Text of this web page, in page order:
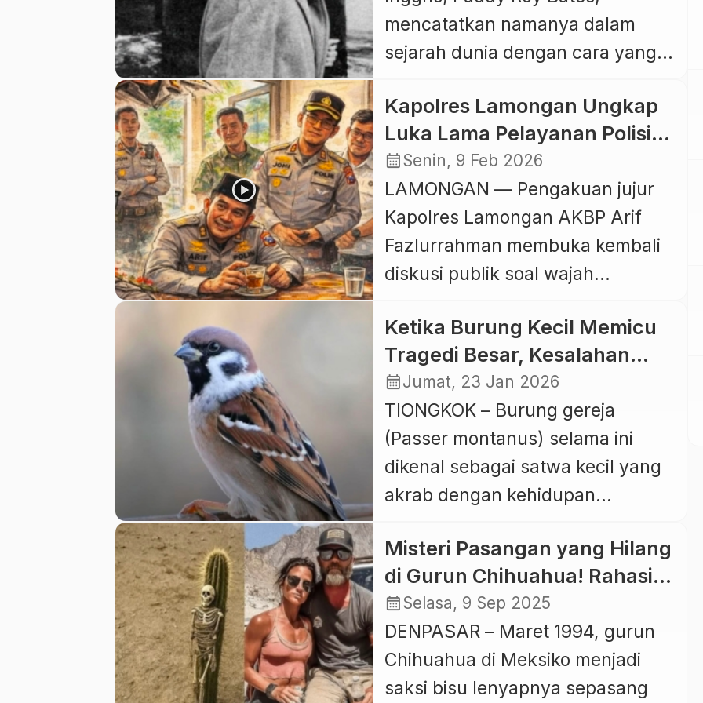
mencatatkan namanya dalam
sejarah dunia dengan cara yang
frustrasi karena sering mendapat
teguran akibat kebiasaannya
memutar musik rock dengan
suara keras, ia justru mengambil
langkah ekstrem dengan
mendirikan negara sendiri di
tengah laut. Peristiwa unik itu
Kapolres Lamongan Ungkap
Luka Lama Pelayanan Polisi:
Lapor Sepeda Hilang, Empati
Justru Absen
calendar_monthSenin, 9 Feb 2026
LAMONGAN — Pengakuan jujur
Kapolres Lamongan AKBP Arif
Fazlurrahman membuka kembali
diskusi publik soal wajah
rumput. Melalui unggahan di
akun Instagram pribadinya, Arif
menceritakan pengalaman pahit
saat melaporkan kehilangan
sepeda ke kantor polisi ketika
masih berpakaian sederhana.
Alih-alih mendapat empati, ia
dan diremehkan. Dalam video
yang diunggah, […]
Ketika Burung Kecil Memicu
Tragedi Besar, Kesalahan
Fatal Mao Zedong yang
Berujung Kelaparan Massal di
China
calendar_monthJumat, 23 Jan 2026
TIONGKOK – Burung gereja
(Passer montanus) selama ini
dikenal sebagai satwa kecil yang
akrab dengan kehidupan
pemukiman, sawah, dan ruang-
ruang kota. Namun siapa sangka,
burung yang tampak sepele ini
pernah menjadi pusat dari salah
satu kesalahan kebijakan terbesar
dalam sejarah modern yang
Misteri Pasangan yang Hilang
di Gurun Chihuahua! Rahasia
Kelam yang Terungkap 13
Tahun Kemudian
calendar_monthSelasa, 9 Sep 2025
DENPASAR – Maret 1994, gurun
Chihuahua di Meksiko menjadi
saksi bisu lenyapnya sepasang